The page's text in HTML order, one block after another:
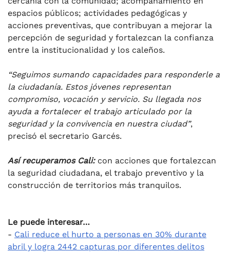
espacios públicos; actividades pedagógicas y
acciones preventivas, que contribuyan a mejorar la
percepción de seguridad y fortalezcan la confianza
entre la institucionalidad y los caleños.
“Seguimos sumando capacidades para responderle a
la ciudadanía. Estos jóvenes representan
compromiso, vocación y servicio. Su llegada nos
ayuda a fortalecer el trabajo articulado por la
seguridad y la convivencia en nuestra ciudad”,
precisó el secretario Garcés.
Así recuperamos Cali: con acciones que fortalezcan
la seguridad ciudadana, el trabajo preventivo y la
construcción de territorios más tranquilos.
Le puede interesar…
- Cali reduce el hurto a personas en 30% durante
abril y logra 2442 capturas por diferentes delitos